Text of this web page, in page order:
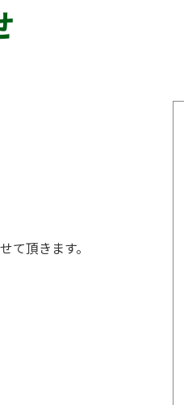
頂きます。